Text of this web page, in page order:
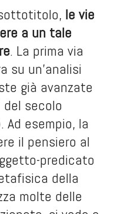
le vie
a un tale
. La prima via
su un’analisi
già avanzate
secolo
Ad esempio, la
il pensiero al
predicato
della
molte delle